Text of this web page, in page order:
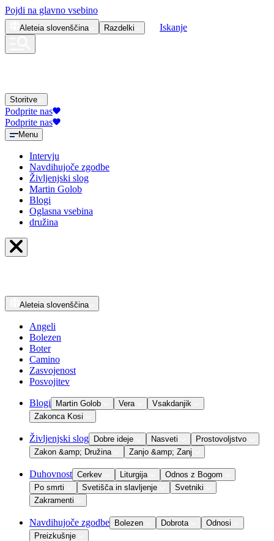
Pojdi na glavno vsebino
Aleteia slovenščina Razdelki Iskanje
Storitve
Podprite nas
Podprite nas
Menu
Intervju
Navdihujoče zgodbe
Življenjski slog
Martin Golob
Blogi
Oglasna vsebina
družina
Aleteia slovenščina
Angeli
Bolezen
Boter
Camino
Zasvojenost
Posvojitev
Blogi Martin Golob Vera
Vsakdanjik
Zakonca Kosi
Življenjski slog Dobre ideje Nasveti
Prostovoljstvo
Zakon &amp; Družina
Zanjo &amp; Zanj
Duhovnost Cerkev Liturgija
Odnos z Bogom
Po smrti
Svetišča in slavljenje
Svetniki
Zakramenti
Navdihujoče zgodbe Bolezen Dobrota
Odnosi
Preizkušnje